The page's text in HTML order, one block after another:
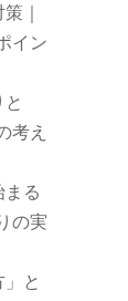
｜
イン
考え
まる
の実
と